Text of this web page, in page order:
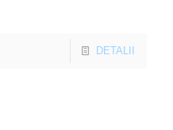
DETALII